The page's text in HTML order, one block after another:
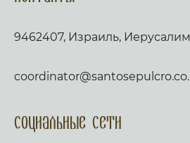
9462407, Израиль,
Социальные сети